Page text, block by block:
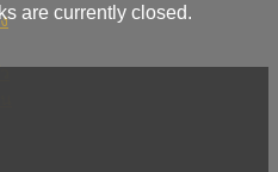
are currently closed.